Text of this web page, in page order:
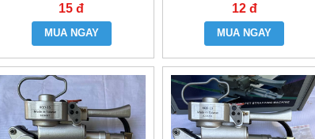
15 đ
MUA NGAY
12 đ
MUA NGAY